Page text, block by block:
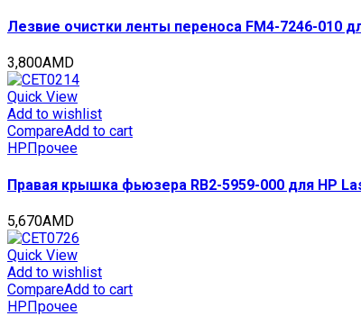
Лезвие очистки ленты переноса FM4-7246-010
3,800AMD
Quick View
Add to wishlist
CompareAdd to cart
HP Прочее
Правая крышка фьюзера RB2-5959-000 для HP
5,670AMD
Quick View
Add to wishlist
CompareAdd to cart
HPПрочее